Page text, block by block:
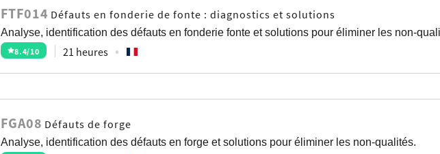
FTF014 Défauts en fonderie de fonte : diagnostics et solutions
Analyse, identification des défauts en fonderie fonte et solutions pour éliminer les non-
8.4/10 21 heures
FGA08 Défauts de forge
Analyse, identification des défauts en forge et solutions pour éliminer les non-qualités.